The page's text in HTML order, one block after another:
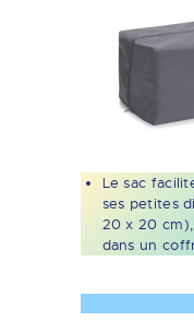
Le sac
ses petites
20 x 20
dans un